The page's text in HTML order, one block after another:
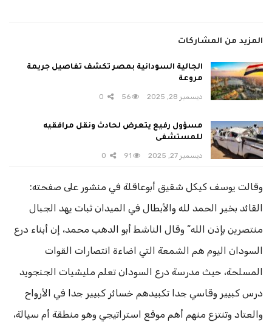
المزيد من المشاركات
الجالية السودانية بمصر تكشف تفاصيل جريمة
مروعة
ديسمبر 28, 2025 56
مسؤول رفيع يتعرض لحادث ونقل مرافقيه
للمستشفى
ديسمبر 27, 2025 91
وقالت يوسف كيكل شقيق أبوعاقلة في منشور على صفحته:
القائد بخير الحمد لله والأبطال في الميدان ثبات يهد الجبال
منتصرين بإذن الله” وقال الناشط أبو الدهب محمد، إن أبناء درع
السودان اليوم هم الشمعة التي اضاءة انتصارات القوات
المسلحة، حيث مدرسة درع السودان تعلم مليشيات الجنجويد
درس كبيير وقاسي جدا تكبيدهم خسائر كبيير جدا في الأرواح
والعتاد وتنتزع منهم أهم موقع استراتيجي وهو منطقة أم سيالة،